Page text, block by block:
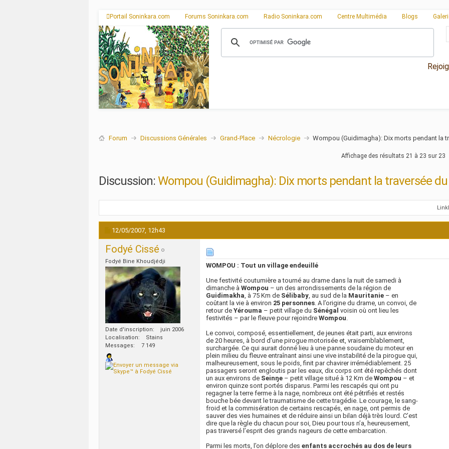
Portail Soninkara.com Forums Soninkara.com Radio Soninkara.com Centre Multimédia Blogs
Forum Discussions Générales Grand-Place Nécrologie Wompou (Guidimagha): Dix morts pendant la
Affichage des résultats 21 à 23 sur 23
Discussion:Wompou (Guidimagha): Dix morts pendant la traversée
12/05/2007, 12h43
Fodyé Cissé
Fodyé Bine Khoudjédji
Date d'inscription
juin 2006
Localisation
Stains
Messages
7 149
WOMPOU : Tout un village endeuillé
Une festivité coutumière a tourné au drame dans la nuit de samedi à
dimanche à Wompou – un des arrondissements de la région de
Guidimakha, à 75 Km de Sélibaby, au sud de la Mauritanie – en
coûtant la vie à environ 25 personnes. A l’origine du drame, un convoi, de
retour de Yérouma – petit village du Sénégal voisin où ont lieu les
festivités – par le fleuve pour rejoindre Wompou.
Le convoi, composé, essentiellement, de jeunes était parti, aux environs
de 20 heures, à bord d’une pirogue motorisée et, vraisemblablement,
surchargée. Ce qui aurait donné lieu à une panne soudaine du moteur en
plein milieu du fleuve entraînant ainsi une vive instabilité de la pirogue qui,
malheureusement, sous le poids, finit par chavirer irrémédiablement. 25
passagers seront engloutis par les eaux, dix corps ont été repêchés dont
un aux environs de Seinŋe – petit village situé à 12 Km de Wompou – et
environ quinze sont portés disparus. Parmi les rescapés qui ont pu
regagner la terre ferme à la nage, nombreux ont été pétrifiés et restés
bouche bée devant le traumatisme de cette tragédie. Le courage, le sang-
froid et la commisération de certains rescapés, en nage, ont permis de
sauver des vies humaines et de réduire ainsi un bilan déjà très lourd. C’est
dire que la règle du chacun pour soi, Dieu pour tous n’a, heureusement,
pas traversé l’esprit des grands nageurs de cette embarcation.
Parmi les morts, l’on déplore des enfants accrochés au dos de leurs